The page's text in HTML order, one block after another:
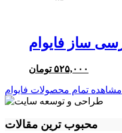
۵۲۵,۰۰۰ تومان
مشاهده تمام محصولات فایوام
محبوب ترین مقالات